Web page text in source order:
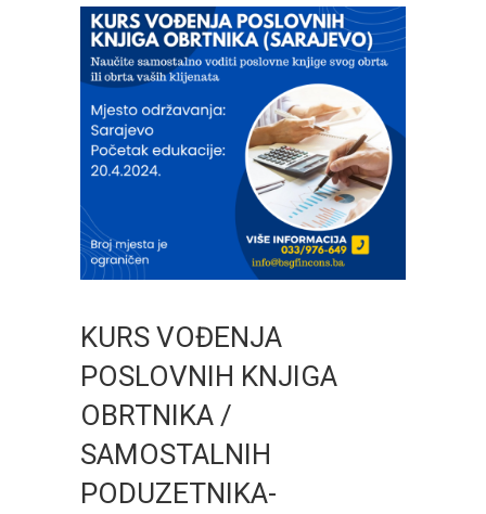
KURS VOĐENJA
POSLOVNIH KNJIGA
OBRTNIKA /
SAMOSTALNIH
PODUZETNIKA-